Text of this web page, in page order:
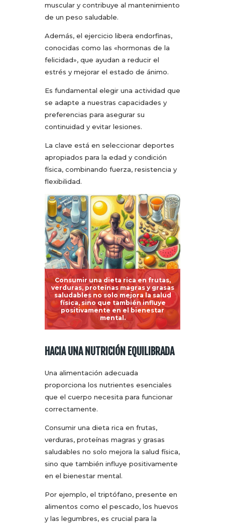
muscular y contribuye al mantenimiento
de un peso saludable.
Además, el ejercicio libera endorfinas,
conocidas como las «hormonas de la
felicidad», que ayudan a reducir el
estrés y mejorar el estado de ánimo.
Es fundamental elegir una actividad que
se adapte a nuestras capacidades y
preferencias para asegurar su
continuidad y evitar lesiones.
La clave está en seleccionar deportes
apropiados para la edad y condición
física, combinando fuerza, resistencia y
flexibilidad.​
Consumir una dieta rica en frutas,
verduras, proteínas magras y grasas
saludables no solo mejora la salud
física, sino que también influye
positivamente en el bienestar
mental.
HACIA UNA NUTRICIÓN EQUILIBRADA
Una alimentación adecuada
proporciona los nutrientes esenciales
que el cuerpo necesita para funcionar
correctamente.
Consumir una dieta rica en frutas,
verduras, proteínas magras y grasas
saludables no solo mejora la salud física,
sino que también influye positivamente
en el bienestar mental.
Por ejemplo, el triptófano, presente en
alimentos como el pescado, los huevos
y las legumbres, es crucial para la